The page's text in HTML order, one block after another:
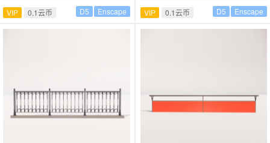
VIP 0.1云币 Enscape
D5 VIP 0.1云币 Enscape
D5